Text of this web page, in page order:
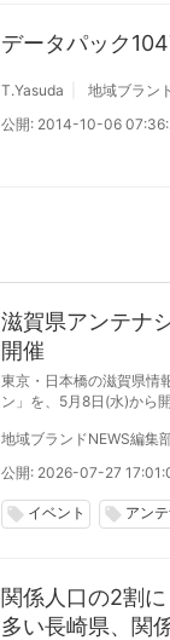
データパック
T.Yasuda
地域ブラン
公開: 2014-10-06
滋賀県アンテナ
開催
東京・日本橋の滋賀県情
ン」を、5月8日(水)から開催します。 東京・日本橋にある滋賀県のアンテナショップ「ここ滋
地域ブランドNEWS編集
公開: 2026-07-27
local_offer イベント local_offer アン
関係人口の2割
多い長崎県、関